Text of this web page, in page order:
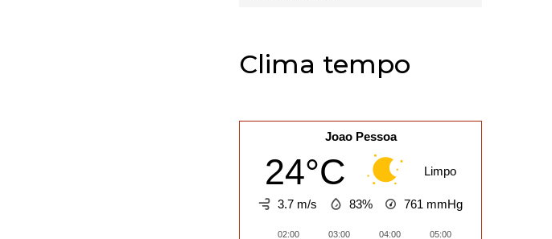
Clima tempo
Joao Pessoa
24°C Limpo
3.7 m/s 83% 761 mmHg
02:00 03:00 04:00 05:00